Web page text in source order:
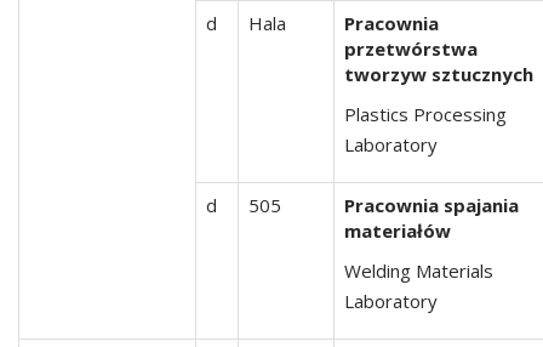
d Hala
Pracownia
przetwórstwa
tworzyw sztucznych
Plastics Processing
Laboratory
d 505
Pracownia spajania
materiałów
Welding Materials
Laboratory